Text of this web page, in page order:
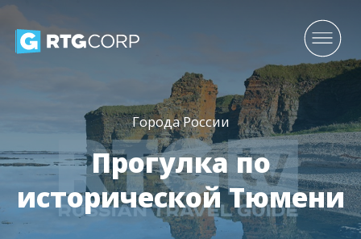
Города России
Прогулка по
исторической Тюмени